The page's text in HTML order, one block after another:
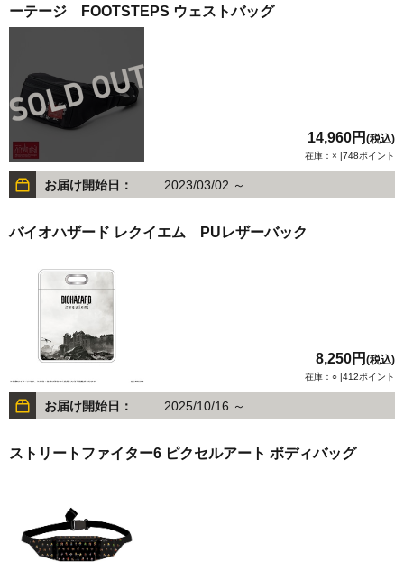
ーテージ FOOTSTEPS ウェストバッグ
14,960円 (税込)
在庫：× |748ポイント
お届け開始日： 2023/03/02 ～
バイオハザード レクイエム PUレザーバック
8,250円 (税込)
在庫：○ |412ポイント
お届け開始日： 2025/10/16 ～
ストリートファイター6 ピクセルアート ボディバッグ